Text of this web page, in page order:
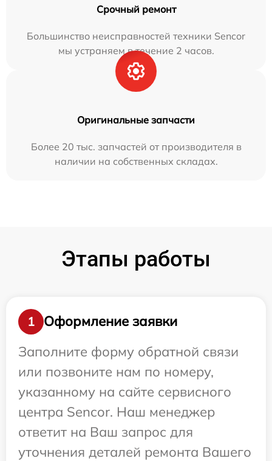
Срочный ремонт
Большинство неисправностей техники Sencor
мы устраняем в течение 2 часов.
Оригинальные запчасти
Более 20 тыс. запчастей от производителя в
наличии на собственных складах.
Этапы работы
1
Оформление заявки
Заполните форму обратной связи
или позвоните нам по номеру,
указанному на сайте сервисного
центра Sencor. Наш менеджер
ответит на Ваш запрос для
уточнения деталей ремонта Вашего